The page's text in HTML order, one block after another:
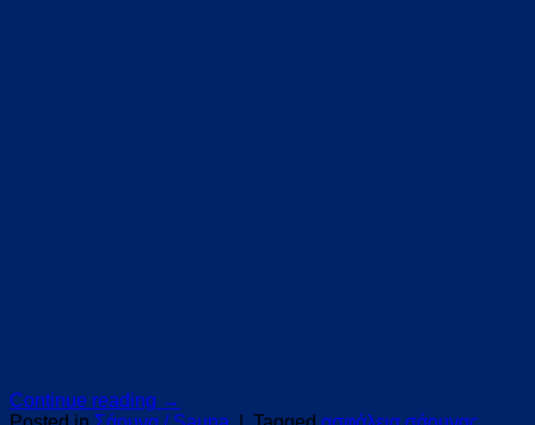
Continue reading →